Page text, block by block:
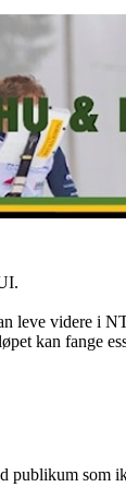
leve videre i
kan fange
publikum som